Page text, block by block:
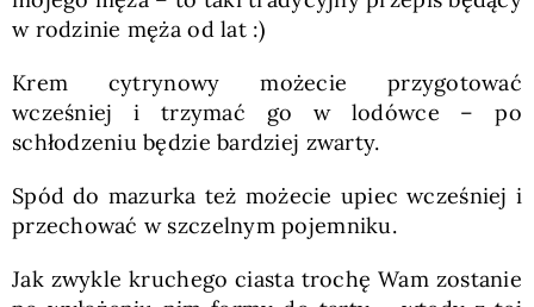
w rodzinie męża od lat :)
Krem cytrynowy możecie przygotować
wcześniej i trzymać go w lodówce – po
schłodzeniu będzie bardziej zwarty.
Spód do mazurka też możecie upiec wcześniej i
przechować w szczelnym pojemniku.
Jak zwykle kruchego ciasta trochę Wam zostanie